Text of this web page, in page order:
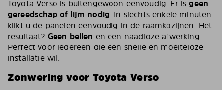
Toyota Verso is buitengewoon eenvoudig. Er isgeen
gereedschap of lijm nodig. In slechts enkele minuten
klikt u de panelen eenvoudig in de raamkozijnen. Het
resultaat? Geen bellen en een naadloze afwerking.
Perfect voor iedereen die een snelle en moeiteloze
installatie wil.
Zonwering voor Toyota Verso